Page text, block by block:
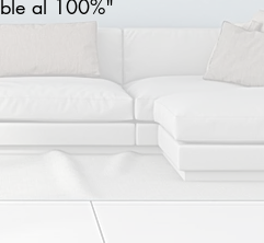
al 100%"